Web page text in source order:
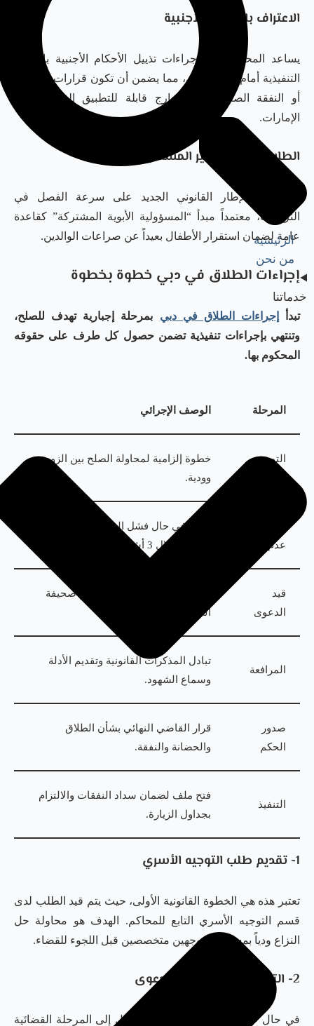
الرئيسية
من نحن
خدماتنا
الاعتراف بالأحكام الأجنبية
يساعد المحامي في إجراءات تذييل الأحكام الأجنبية بالصيغة
التنفيذية أمام محاكم دبي، مما يضمن أن تكون قرارات الحضانة
أو النفقة الصادرة من الخارج قابلة للتطبيق الفعلي داخل
الإمارات.
الطلاق المدني لغير المسلمين
يركز هذا الإطار القانوني الجديد على سرعة الفصل في
النزاعات، معتمداً مبدأ “المسؤولية الأبوية المشتركة” كقاعدة
عامة لضمان استقرار الأطفال بعيداً عن صراعات الوالدين.
إجراءات الطلاق في دبي خطوة بخطوة
تبدأ إجراءات الطلاق في دبي بمرحلة إجبارية تهدف للصلح،
وتنتهي بإجراءات تنفيذية تضمن حصول كل طرف على حقوقه
المحكوم بها.
المرحلة الوصف الإجرائي
التوجيه
خطوة إلزامية لمحاولة الصلح بين الزوجين
وودية.
عدم الصلح
تصدر في حال فشل التوجيه وتسمح برفع
الدعوى خلال 3 أشهر.
قيد
الدعوى
تسجيل الطلب إلكترونياً وتقديم صحيفة
الدعوى والمستندات.
المرافعة
تبادل المذكرات القانونية وتقديم الأدلة
وسماع الشهود.
صدور
الحكم
قرار القاضي النهائي بشأن الطلاق
والحضانة والنفقة.
التنفيذ
فتح ملف لضمان سداد النفقات والالتزام
بجداول الزيارة.
1- تقديم طلب التوجيه الأسري
تعتبر هذه هي الخطوة القانونية الأولى، حيث يتم قيد الطلب لدى
قسم التوجيه الأسري التابع للمحاكم. الهدف هو محاولة حل
النزاع ودياً بمساعدة موجهين متخصصين قبل اللجوء للقضاء.
2- التسجيل الإلكتروني للدعوى
في حال عدم التوصل لصلح، يتم الانتقال إلى المرحلة القضائية